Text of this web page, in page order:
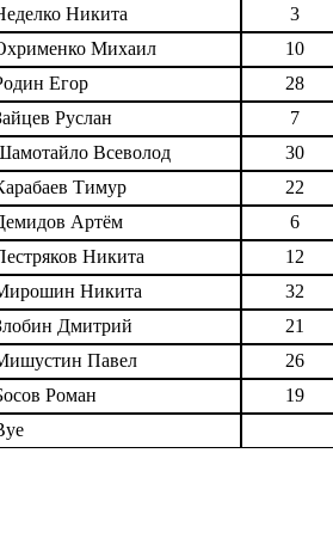
Никита
3
Михаил
10
Егор
28
Руслан
7
Всеволод
30
Тимур
22
Артём
6
Никита
12
Никита
32
Дмитрий
21
Павел
26
Роман
19